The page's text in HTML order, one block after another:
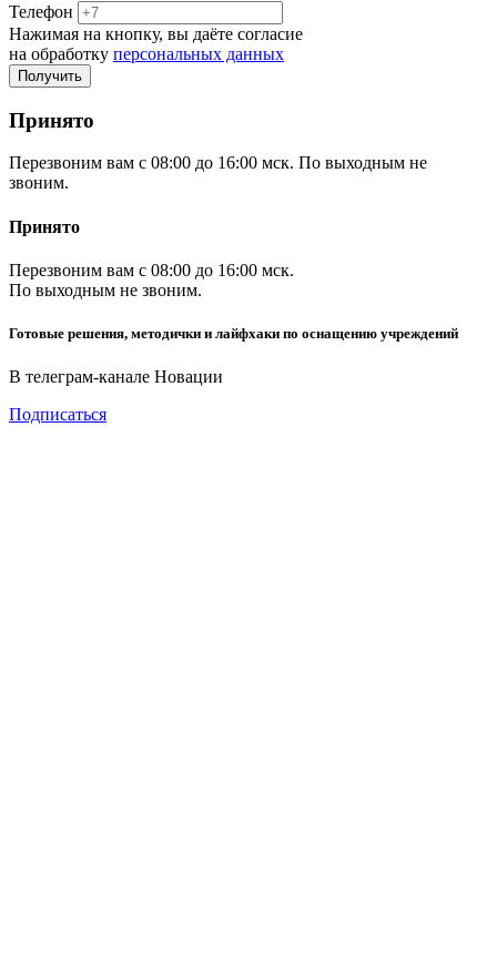
Телефон
Нажимая на кнопку, вы даёте согласие
на обработку персональных данных
Принято
Перезвоним вам с 08:00 до 16:00 мск. По выходным не
звоним.
Принято
Перезвоним вам с 08:00 до 16:00 мск.
По выходным не звоним.
Готовые решения, методички и лайфхаки по оснащению учреждений
В телеграм-канале Новации
Подписаться